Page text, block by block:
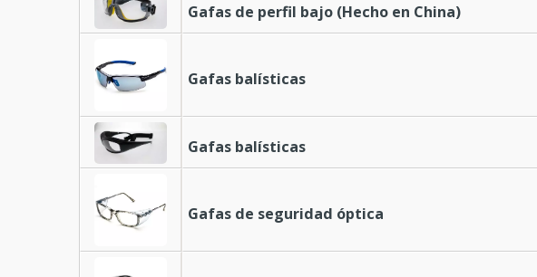
Gafas de perfil bajo (Hecho en China)
Gafas balísticas
Gafas balísticas
Gafas de seguridad óptica